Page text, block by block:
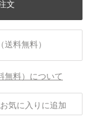
文
料無料）
無料）について
お気に入りに追加